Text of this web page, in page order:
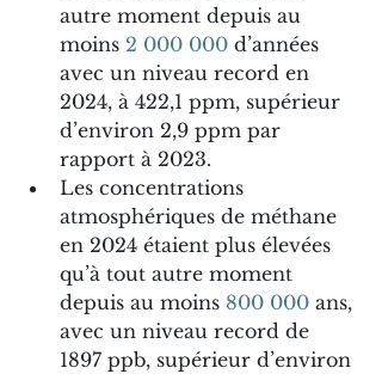
autre moment depuis au
moins 2 000 000 d’années
avec un niveau record en
2024, à 422,1 ppm, supérieur
d’environ 2,9 ppm par
rapport à 2023.
Les concentrations
atmosphériques de méthane
en 2024 étaient plus élevées
qu’à tout autre moment
depuis au moins 800 000 ans,
avec un niveau record de
1897 ppb, supérieur d’environ